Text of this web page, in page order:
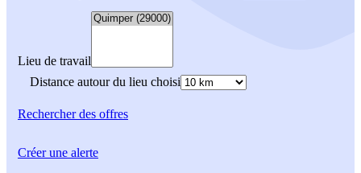
Lieu de travail
Distance autour du lieu choisi
Rechercherdes offres
Créer une alerte